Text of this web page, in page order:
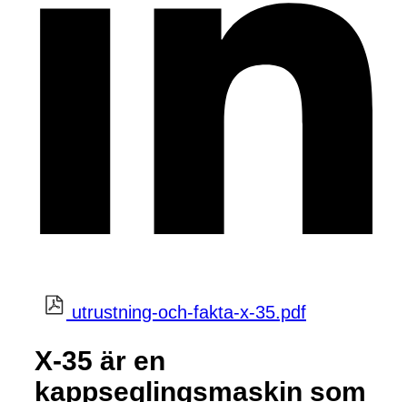
utrustning-och-fakta-x-35.pdf
X-35 är en
kappseglingsmaskin som